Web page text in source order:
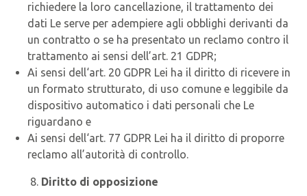
richiedere la loro cancellazione, il trattamento dei
dati Le serve per adempiere agli obblighi derivanti da
un contratto o se ha presentato un reclamo contro il
trattamento ai sensi dell’art. 21 GDPR;
Ai sensi dell‘art. 20 GDPR Lei ha il diritto di ricevere in
un formato strutturato, di uso comune e leggibile da
dispositivo automatico i dati personali che Le
riguardano e
Ai sensi dell‘art. 77 GDPR Lei ha il diritto di proporre
reclamo all’autorità di controllo.
Diritto di opposizione